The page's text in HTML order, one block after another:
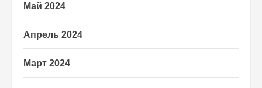
Май 2024
Апрель 2024
Март 2024